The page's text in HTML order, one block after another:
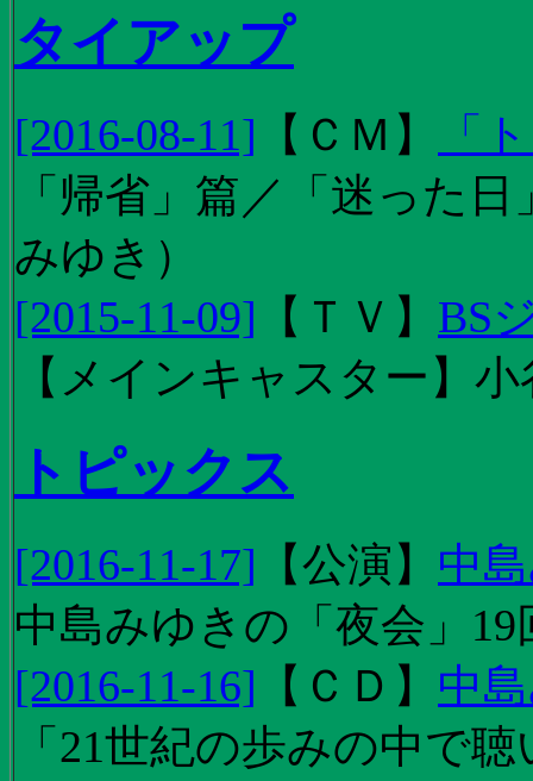
タイアップ
[2016-08-11] 【 ＣＭ 】
「
「帰省」篇／「迷った
みゆき）
[2015-11-09] 【 ＴＶ 】 BS
【メインキャスター】
トピックス
[2016-11-17] 【公演 】 中
中島みゆきの「夜会」
[2016-11-16] 【 ＣＤ 】 中
「21世紀の歩みの中で